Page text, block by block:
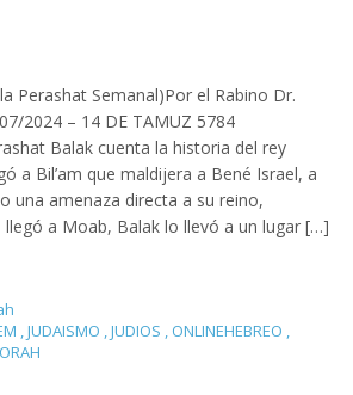
Perashat Semanal)Por el Rabino Dr.
2024 – 14 DE TAMUZ 5784
Balak cuenta la historia del rey
a Bil’am que maldijera a Bené Israel, a
una amenaza directa a su reino,
llegó a Moab, Balak lo llevó a un lugar […]
,JUDAISMO ,JUDIOS , ONLINEHEBREO ,